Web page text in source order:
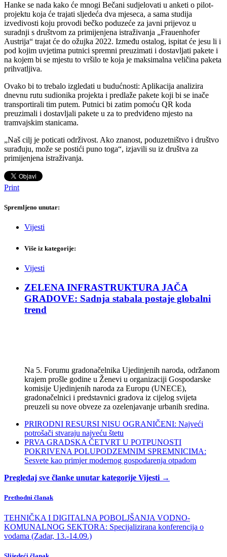
Hanke se nada kako će mnogi Bečani sudjelovati u anketi o pilot-
projektu koja će trajati sljedeća dva mjeseca, a sama studija
izvedivosti koju provodi bečko poduzeće za javni prijevoz u
suradnji s društvom za primijenjena istraživanja „Frauenhofer
Austrija“ trajat će do ožujka 2022. Između ostalog, ispitat će jesu li i
pod kojim uvjetima putnici spremni preuzimati i dostavljati pakete i
na kojem bi se mjestu to vršilo te koja je maksimalna veličina paketa
prihvatljiva.
Ovako bi to trebalo izgledati u budućnosti: Aplikacija analizira
dnevnu rutu sudionika projekta i predlaže pakete koji bi se inače
transportirali tim putem. Putnici bi zatim pomoću QR koda
preuzimali i dostavljali pakete u za to predviđeno mjesto na
tramvajskim stanicama.
„Naš cilj je poticati održivost. Ako znanost, poduzetništvo i društvo
surađuju, može se postići puno toga“, izjavili su iz društva za
primijenjena istraživanja.
Print
Spremljeno unutar:
Vijesti
Više iz kategorije:
Vijesti
ZELENA INFRASTRUKTURA JAČA
GRADOVE: Sadnja stabala postaje globalni
trend
Na 5. Forumu gradonačelnika Ujedinjenih naroda, održanom
krajem prošle godine u Ženevi u organizaciji Gospodarske
komisije Ujedinjenih naroda za Europu (UNECE),
gradonačelnici i predstavnici gradova iz cijelog svijeta
preuzeli su nove obveze za ozelenjavanje urbanih sredina.
PRIRODNI RESURSI NISU OGRANIČENI: Najveći
potrošači stvaraju najveću štetu
PRVA GRADSKA ČETVRT U POTPUNOSTI
POKRIVENA POLUPODZEMNIM SPREMNICIMA:
Sesvete kao primjer modernog gospodarenja otpadom
Pregledaj sve članke unutar kategorije Vijesti →
Prethodni članak
TEHNIČKA I DIGITALNA POBOLJŠANJA VODNO-
KOMUNALNOG SEKTORA: Specijalizirana konferencija o
vodama (Zadar, 13.-14.09.)